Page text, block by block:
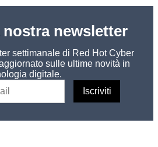
newsletter
settimanale di Red Hot Cyber
sulle ultime novità in
digitale.